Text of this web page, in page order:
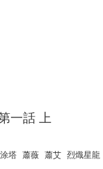
一話 上
涂塔 蕭薇 蕭艾 烈熾星龍